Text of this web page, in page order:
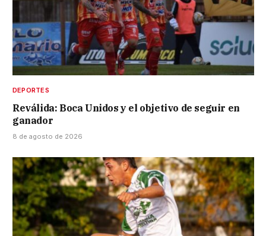
DEPORTES
Reválida: Boca Unidos y el objetivo de seguir en
ganador
8 de agosto de 2026